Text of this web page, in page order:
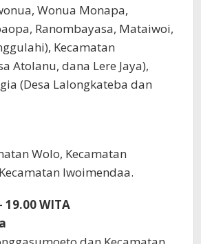
Wonua Monapa,
Ranombayasa, Mataiwoi,
Kecamatan
Atolanu, dana Lere Jaya),
(Desa Lalongkateba dan
Wolo, Kecamatan
Iwoimendaa.
19.00 WITA